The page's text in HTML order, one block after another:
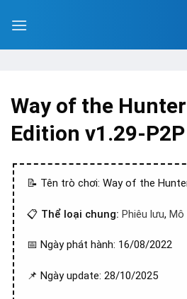
Way of the
Edition v1.29-P2P
📝 Tên trò chơi: Way of the
📋 Thể loại chung: Phiêu lưu, Mô
📅 Ngày phát hành: 16/08/2022
📌 Ngày update: 28/10/2025